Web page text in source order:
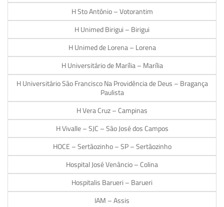
H Sto Antônio – Votorantim
H Unimed Birigui – Birigui
H Unimed de Lorena – Lorena
H Universitário de Marília – Marília
H Universitário São Francisco Na Providência de Deus – Bragança
Paulista
H Vera Cruz – Campinas
H Vivalle – SJC – São José dos Campos
HOCE – Sertãozinho – SP – Sertãozinho
Hospital José Venâncio – Colina
Hospitalis Barueri – Barueri
IAM – Assis